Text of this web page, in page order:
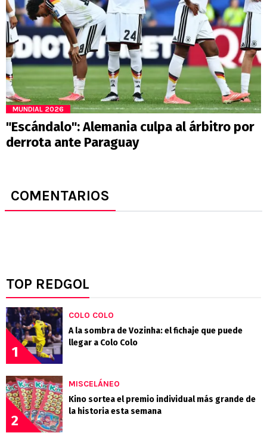
MUNDIAL 2026
"Escándalo": Alemania culpa al árbitro por
derrota ante Paraguay
COMENTARIOS
TOP REDGOL
1
COLO COLO
A la sombra de Vozinha: el fichaje que puede
llegar a Colo Colo
2
MISCELÁNEO
Kino sortea el premio individual más grande de
la historia esta semana